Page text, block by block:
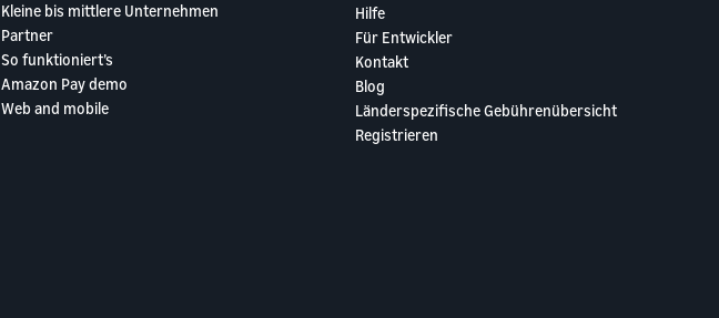
Kleine bis mittlere Unternehmen
Partner
So funktioniert’s
Amazon Pay demo
Web and mobile
Hilfe
Für Entwickler
Kontakt
Blog
Länderspezifische Gebührenübersicht
Registrieren